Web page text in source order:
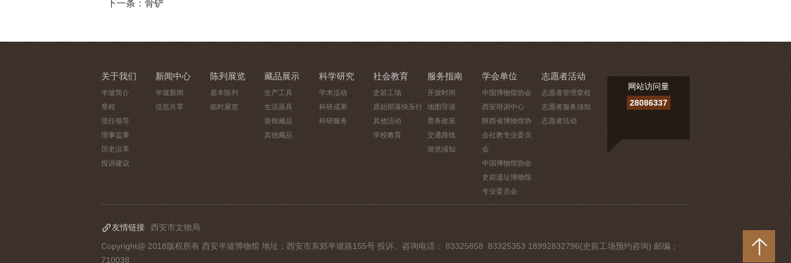
下一条：骨铲
关于我们
半坡简介
章程
现任领导
理事监事
历史沿革
投诉建议
新闻中心
半坡新闻
信息共享
陈列展览
基本陈列
临时展览
藏品展示
生产工具
生活器具
装饰藏品
其他藏品
科学研究
学术活动
科研成果
科研服务
社会教育
史前工场
原始部落快乐行
其他活动
学校教育
服务指南
开放时间
地图导读
票务政策
交通路线
游览须知
学会单位
中国博物馆协会
西安培训中心
陕西省博物馆协
会社教专业委员
会
中国博物馆协会
史前遗址博物馆
专业委员会
志愿者活动
志愿者管理章程
志愿者服务须知
志愿者活动
网站访问量
28086337
友情链接
西安市文物局
Copyright@ 2018版权所有 西安半坡博物馆 地址：西安市东郊半坡路155号 投诉、咨询电话： 83325858 83325353 18992832796(史前工场预约咨询) 邮编：
710038